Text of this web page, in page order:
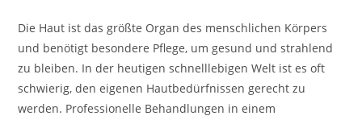
Die Haut ist das größte Organ des menschlichen Körpers
und benötigt besondere Pflege, um gesund und strahlend
zu bleiben. In der heutigen schnelllebigen Welt ist es oft
schwierig, den eigenen Hautbedürfnissen gerecht zu
werden. Professionelle Behandlungen in einem